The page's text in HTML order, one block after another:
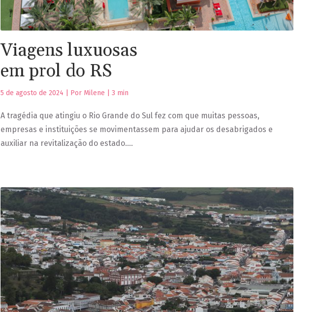
Viagens luxuosas
em prol do RS
5 de agosto de 2024 | Por Milene | 3 min
A tragédia que atingiu o Rio Grande do Sul fez com que muitas pessoas,
empresas e instituições se movimentassem para ajudar os desabrigados e
auxiliar na revitalização do estado….